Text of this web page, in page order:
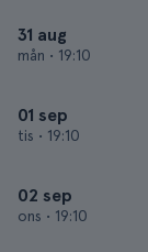
31 aug
mån • 19:10
01 sep
tis • 19:10
02 sep
ons • 19:10